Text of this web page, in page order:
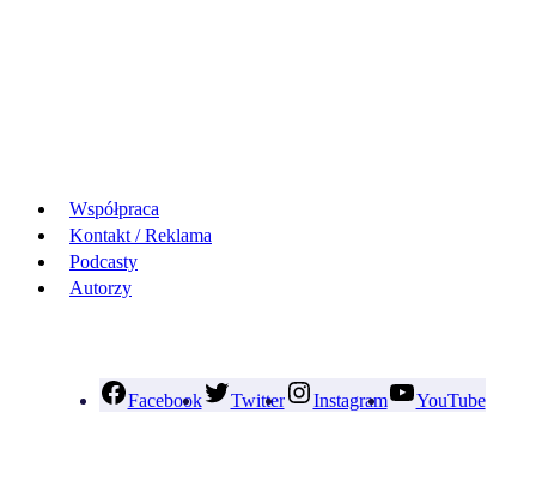
Współpraca
Kontakt / Reklama
Podcasty
Autorzy
Facebook Twitter Instagram YouTube